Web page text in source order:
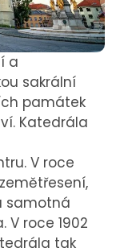
a
sakrální
památek
Katedrála
V roce
samotná
V roce 1902
tak